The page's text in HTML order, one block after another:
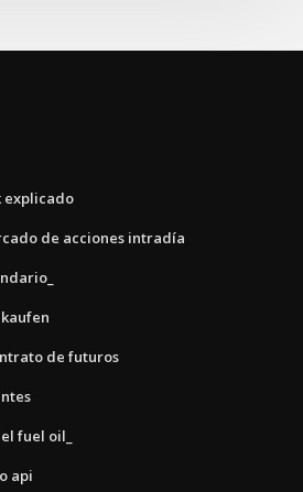
explicado
de acciones intradía
de futuros
fuel oil_
api